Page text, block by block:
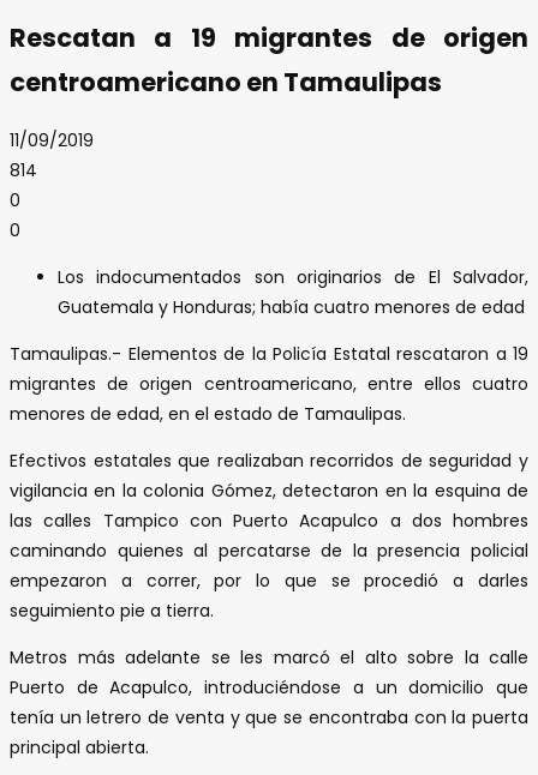
Rescatan a 19 migrantes de origen
centroamericano en Tamaulipas
11/09/2019
814
0
0
Los indocumentados son originarios de El Salvador,
Guatemala y Honduras; había cuatro menores de edad
Tamaulipas.- Elementos de la Policía Estatal rescataron a 19
migrantes de origen centroamericano, entre ellos cuatro
menores de edad, en el estado de Tamaulipas.
Efectivos estatales que realizaban recorridos de seguridad y
vigilancia en la colonia Gómez, detectaron en la esquina de
las calles Tampico con Puerto Acapulco a dos hombres
caminando quienes al percatarse de la presencia policial
empezaron a correr, por lo que se procedió a darles
seguimiento pie a tierra.
Metros más adelante se les marcó el alto sobre la calle
Puerto de Acapulco, introduciéndose a un domicilio que
tenía un letrero de venta y que se encontraba con la puerta
principal abierta.